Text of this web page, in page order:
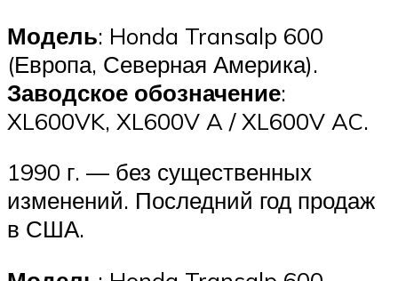
Модель: Honda Transalp 600
(Европа, Северная Америка).
Заводское обозначение:
XL600VK, XL600V A / XL600V AC.
1990 г. — без существенных
изменений. Последний год продаж
в США.